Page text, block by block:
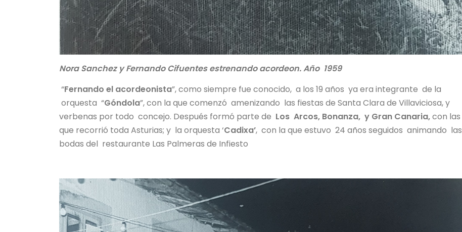
Nora Sanchez y Fernando Cifuentes estrenando acordeon. Año 1959
“Fernando el acordeonista”, como siempre fue conocido, a los 19 años ya era integrante de la
orquesta “Góndola”, con la que comenzó amenizando las fiestas de Santa Clara de Villaviciosa, y
verbenas por todo concejo. Después formó parte de Los Arcos, Bonanza, y Gran Canaria,con las
que recorrió toda Asturias; y la orquesta ‘Cadixa’, con la que estuvo 24 años seguidos animando las
bodas del restaurante Las Palmeras de Infiesto